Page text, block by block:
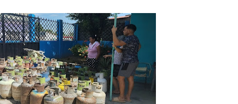
avanza en la transformación del hospital Sor Juana Inés
sobre gaita de tambora con Fundecem
muestra sus avances en visita del Consejo Legislativo
Nutrición celebra Semana Internacional de la Lactancia
fortalece el desarrollo productivo en Rangel